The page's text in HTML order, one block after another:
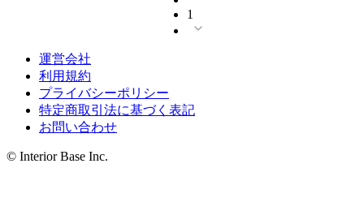
1
運営会社
利用規約
プライバシーポリシー
特定商取引法に基づく表記
お問い合わせ
© Interior Base Inc.